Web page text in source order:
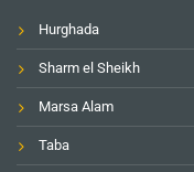
Hurghada
Sharm el Sheikh
Marsa Alam
Taba